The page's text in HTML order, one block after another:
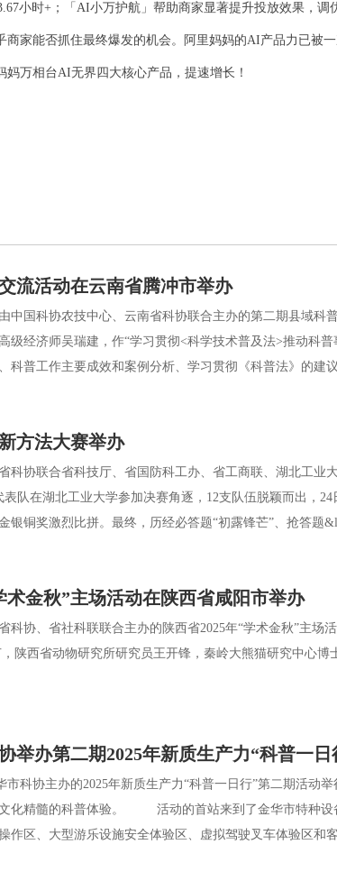
小时+；「AI小万护航」帮助商家显著提升投放效果，调
家能否抓住最终爆发的机会。阿里妈妈的AI产品力已被
万相台AI无界四大核心产品，提速增长！
流活动在云南省腾冲市举办
国科协农技中心、云南省科协联合主办的第二期县域
级经济师吴瑞建，作“学习贯彻<科学技术普及法>推动科
科普工作主要成效和案例分析、学习贯彻《科普法》的建
方法大赛举办
协联合省科技厅、省国防科工办、省工商联、湖北工
表队在湖北工业大学参加决赛角逐，12支队伍脱颖而出，
银铜奖激烈比拼。最终，历经必答题“初露锋芒”、抢答题
术金秋”主场活动在陕西省咸阳市举办
协、省社科联联合主办的陕西省2025年“学术金秋”主场
省动物研究所研究员王开锋，秦岭大熊猫研究中心博士
举办第二期2025年新质生产力“科普一日
科协主办的2025年新质生产力“科普一日行”第二期活动
化精髓的科普体验。 活动的首站来到了金华市特种设
作区、大型游乐设施安全体验区、虚拟驾驶叉车体验区和